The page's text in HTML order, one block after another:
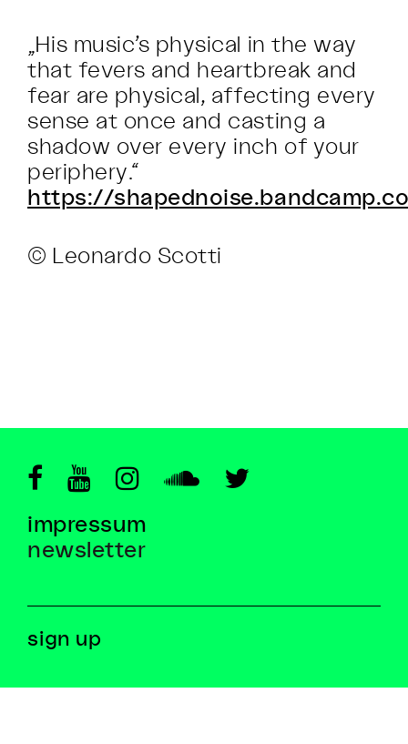
„His music’s physical in the way
that fevers and heartbreak and
fear are physical, affecting every
sense at once and casting a
shadow over every inch of your
periphery.“
https://
© Leonardo Scotti
impressum
newsletter